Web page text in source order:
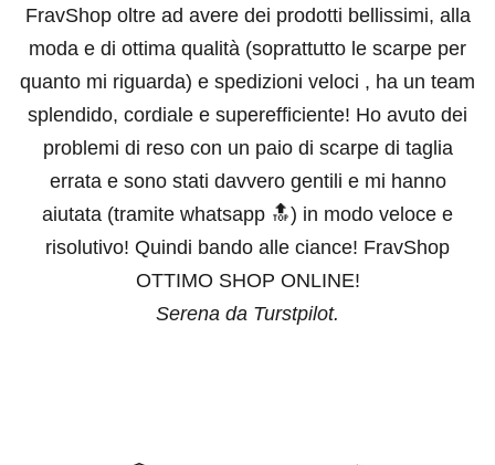
FravShop oltre ad avere dei prodotti bellissimi, alla
moda e di ottima qualità (soprattutto le scarpe per
quanto mi riguarda) e spedizioni veloci , ha un team
splendido, cordiale e superefficiente! Ho avuto dei
problemi di reso con un paio di scarpe di taglia
errata e sono stati davvero gentili e mi hanno
aiutata (tramite whatsapp 🔝) in modo veloce e
risolutivo! Quindi bando alle ciance! FravShop
OTTIMO SHOP ONLINE!
Serena da Turstpilot.